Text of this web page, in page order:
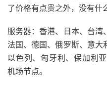
了价格有点贵之外，没有什
服务器：香港、日本、台湾
法国、德国、俄罗斯、意大
以色列、匈牙利、保加利
机场节点。